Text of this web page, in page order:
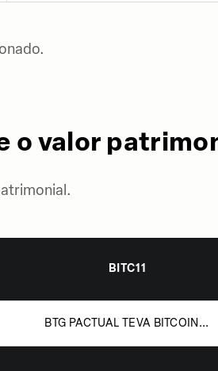
o valor
BITC11
BTG PACTUAL TEVA BITCOIN...